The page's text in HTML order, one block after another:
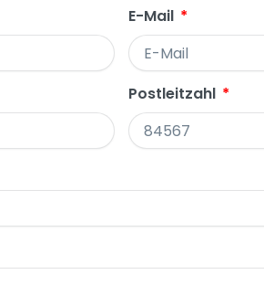
E-Mail
Postleitzahl